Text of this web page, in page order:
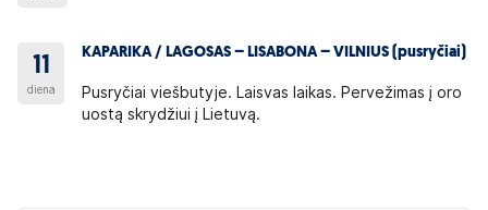
11
diena
KAPARIKA / LAGOSAS – LISABONA – VILNIUS (pusryčiai)
Pusryčiai viešbutyje. Laisvas laikas. Pervežimas į oro
uostą skrydžiui į Lietuvą.